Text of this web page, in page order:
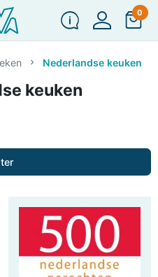
0
Nederlandse keuken
keuken